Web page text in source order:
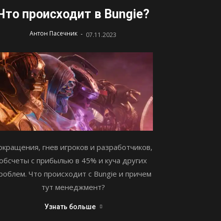
происходит в Bungie?
Антон Пасечник - 07.11.2023
гнев игроков и разработчиков,
с прибылью в 45% и куча других
Что происходит с Bungie и причем
тут менеджмент?
Узнать больше